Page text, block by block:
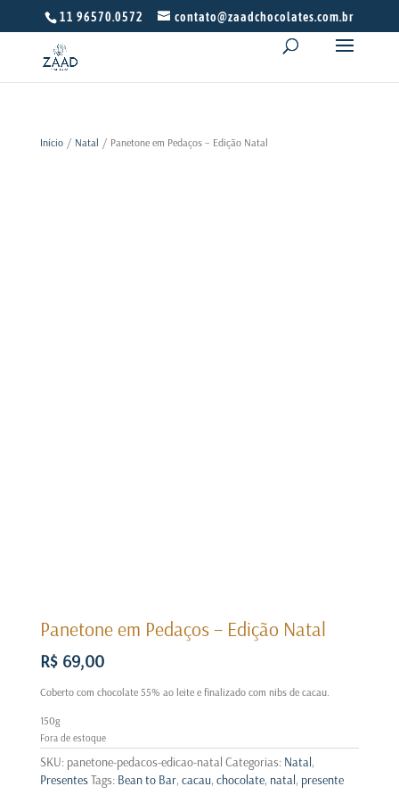
11 96570.0572 contato@zaadchocolates.com.br
Início/ Natal / Panetone em Pedaços – Edição Natal
Panetone em Pedaços – Edição Natal
R$69,00
Coberto com chocolate 55% ao leite e finalizado com nibs de cacau.
150g
Fora de estoque
SKU: panetone-pedacos-edicao-natal Categorias: Natal ,
PresentesTags: Bean to Bar, cacau, chocolate, natal , presente